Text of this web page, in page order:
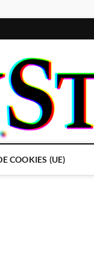
COOKIES (UE)